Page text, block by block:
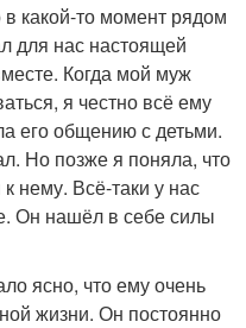
какой-то момент рядом
для нас настоящей
Когда мой муж
я честно всё ему
его общению с детьми.
Но позже я поняла, что
нему. Всё-таки у нас
Он нашёл в себе силы
ясно, что ему очень
жизни. Он постоянно